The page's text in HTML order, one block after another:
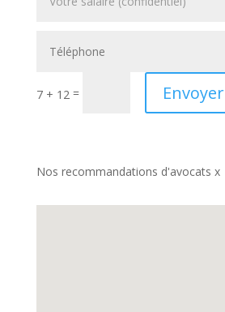
7 + 12 = Envoyer
Nos recommandations d'avocats x